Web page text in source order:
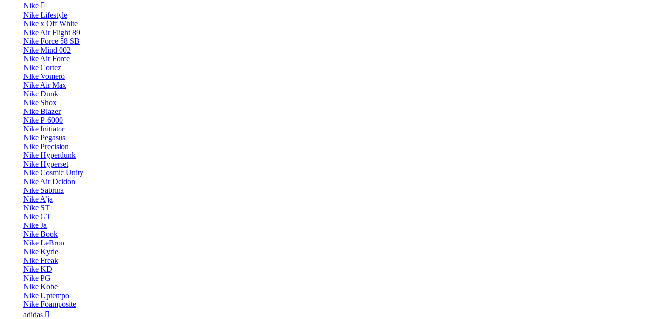
Nike
Nike Lifestyle
Nike x Off White
Nike Air Flight 89
Nike Force 58 SB
Nike Mind 002
Nike Air Force
Nike Cortez
Nike Vomero
Nike Air Max
Nike Dunk
Nike Shox
Nike Blazer
Nike P-6000
Nike Initiator
Nike Pegasus
Nike Precision
Nike Hyperdunk
Nike Hyperset
Nike Cosmic Unity
Nike Air Deldon
Nike Sabrina
Nike A’ja
Nike ST
Nike GT
Nike Ja
Nike Book
Nike LeBron
Nike Kyrie
Nike Freak
Nike KD
Nike PG
Nike Kobe
Nike Uptempo
Nike Foamposite
adidas